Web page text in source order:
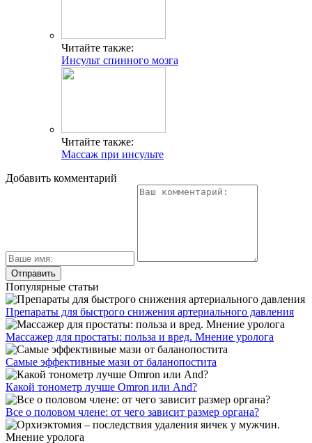
Читайте также:
Инсульт спинного мозга
Читайте также:
Массаж при инсульте
Добавить комментарий
Популярные статьи
Препараты для быстрого снижения артериального давления
Массажер для простаты: польза и вред. Мнение уролога
Самые эффективные мази от баланопостита
Какой тонометр лучше Omron или And?
Все о половом члене: от чего зависит размер органа?